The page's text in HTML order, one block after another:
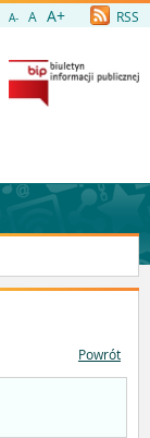
A- A A+ RSS
Powrót